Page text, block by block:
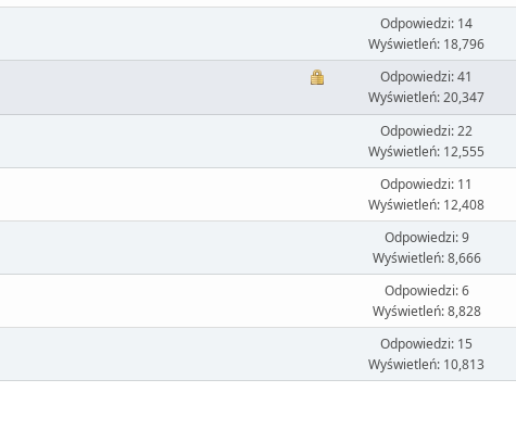
Odpowiedzi: 14
Wyświetleń: 18,796
Odpowiedzi: 41
Wyświetleń: 20,347
Odpowiedzi: 22
Wyświetleń: 12,555
Odpowiedzi: 11
Wyświetleń: 12,408
Odpowiedzi: 9
Wyświetleń: 8,666
Odpowiedzi: 6
Wyświetleń: 8,828
Odpowiedzi: 15
Wyświetleń: 10,813